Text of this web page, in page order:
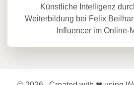
Künstliche Intelligenz
Weiterbildung bei Felix
Influencer im Online-